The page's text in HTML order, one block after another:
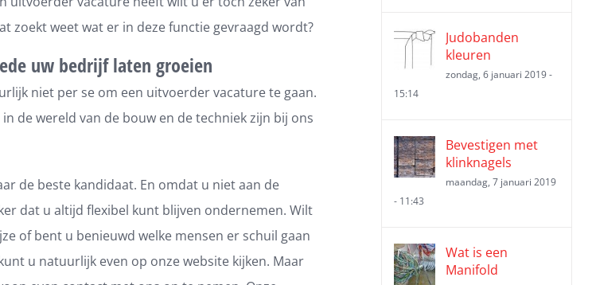
zoekt weet wat er in deze functie gevraagd wordt?
uw bedrijf laten groeien
niet per se om een uitvoerder vacature te gaan.
de wereld van de bouw en de techniek zijn bij ons
de beste kandidaat. En omdat u niet aan de
dat u altijd flexibel kunt blijven ondernemen. Wilt
of bent u benieuwd welke mensen er schuil gaan
u natuurlijk even op onze website kijken. Maar
Judobanden
kleuren
zondag, 6 januari 2019 -
15:14
Bevestigen met
klinknagels
maandag, 7 januari 2019
- 11:43
Wat is een
Manifold